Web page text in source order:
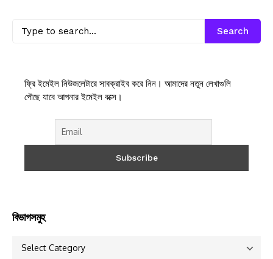
Search
ফ্রি ইমেইল নিউজলেটারে সাবক্রাইব করে নিন। আমাদের নতুন লেখাগুলি
পৌছে যাবে আপনার ইমেইল বক্সে।
বিভাগসমুহ